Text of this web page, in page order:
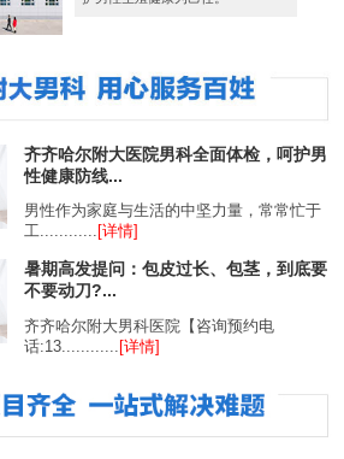
齐齐哈尔附大医院男科全面体检，呵护男
性健康防线...
男性作为家庭与生活的中坚力量，常常忙于
工............ [详情]
暑期高发提问：包皮过长、包茎，到底要
不要动刀?...
齐齐哈尔附大男科医院【咨询预约电
话:13............
[详情]